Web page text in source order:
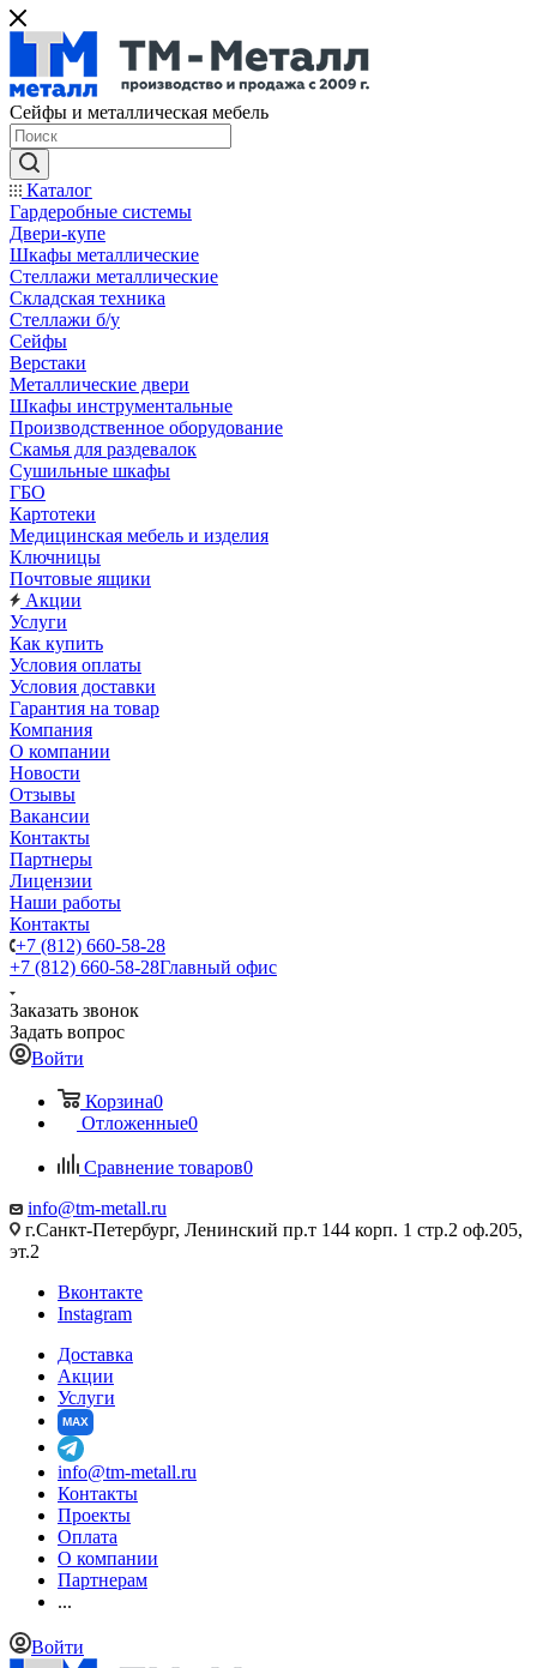
Сейфы и металлическая мебель
Каталог
Гардеробные системы
Двери-купе
Шкафы металлические
Стеллажи металлические
Складская техника
Стеллажи б/у
Сейфы
Верстаки
Металлические двери
Шкафы инструментальные
Производственное оборудование
Скамья для раздевалок
Сушильные шкафы
ГБО
Картотеки
Медицинская мебель и изделия
Ключницы
Почтовые ящики
Акции
Услуги
Как купить
Условия оплаты
Условия доставки
Гарантия на товар
Компания
О компании
Новости
Отзывы
Вакансии
Контакты
Партнеры
Лицензии
Наши работы
Контакты
+7 (812) 660-58-28
+7 (812) 660-58-28Главный офис
Заказать звонок
Задать вопрос
Войти
Корзина0
Отложенные0
Сравнение товаров0
info@tm-metall.ru
г.Санкт-Петербург, Ленинский пр.т 144 корп. 1 стр.2 оф.205,
эт.2
Вконтакте
Instagram
Доставка
Акции
Услуги
MAX
info@tm-metall.ru
Контакты
Проекты
Оплата
О компании
Партнерам
...
Войти